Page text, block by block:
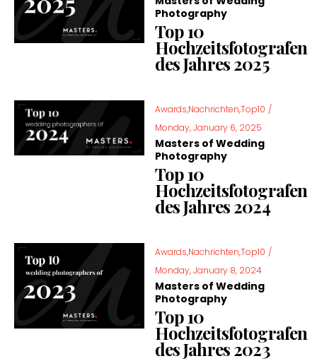
Photography
Top 10
Hochzeitsfotografen
des Jahres 2025
Awards,Nachrichten,Top10 /
Monday, January 6, 2025
Masters of Wedding
Photography
Top 10
Hochzeitsfotografen
des Jahres 2024
Awards,Nachrichten,Top10 /
Monday, January 8, 2024
Masters of Wedding
Photography
Top 10
Hochzeitsfotografen
des Jahres 2023